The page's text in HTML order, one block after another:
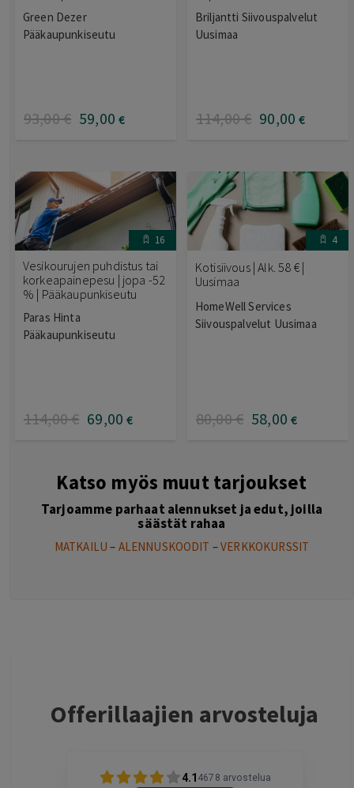
Green Dezer
Pääkaupunkiseutu
93,00€ 59,00 €
Briljantti Siivouspalvelut
Uusimaa
114,00€ 90,00 €
16
Vesikourujen puhdistus tai
korkeapainepesu | jopa -52
% | Pääkaupunkiseutu
Paras Hinta
Pääkaupunkiseutu
114,00€ 69,00 €
4
Kotisiivous | Alk. 58 € |
Uusimaa
HomeWell Services
Siivouspalvelut Uusimaa
80,00€ 58,00 €
Katso myös muut tarjoukset
Tarjoamme parhaat alennukset ja edut, joilla
säästät rahaa
MATKAILU – ALENNUSKOODIT –VERKKOKURSSIT
Offerillaajien arvosteluja
4.1 4678 arvostelua